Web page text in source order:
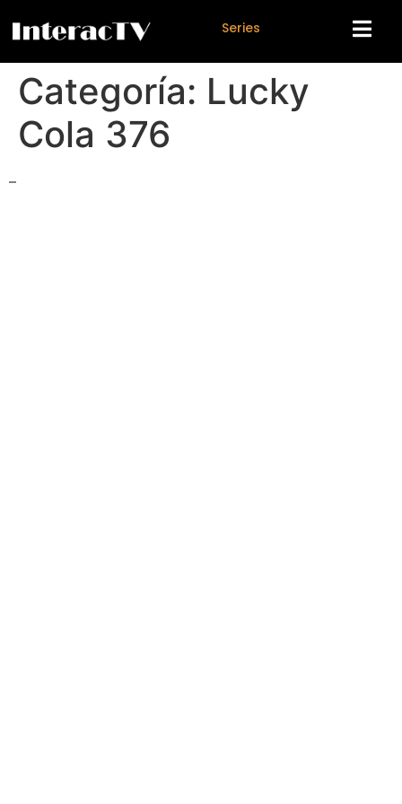
Series
Categoría: Lucky
Cola 376
–